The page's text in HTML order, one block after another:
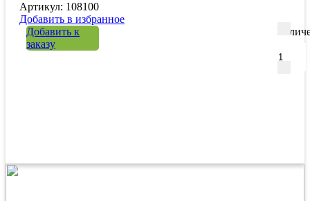
Артикул: 108100
Добавить в избранное
Добавить к
заказу